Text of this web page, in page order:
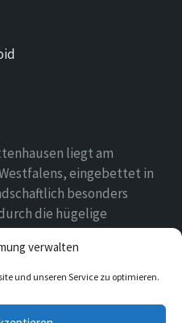
verwalten
und unseren Service zu optimieren.
liegt am
eingebettet in
besonders
die hügelige
Eggegebirges als
Waldes.
Instagram